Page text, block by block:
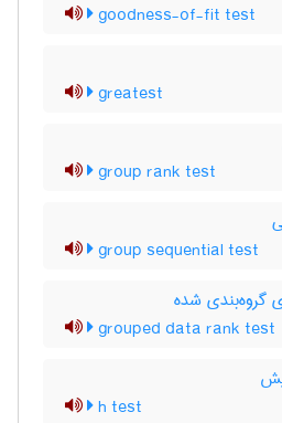
goodness-of-fit test
greatest
group rank test
group sequential test
گروه‌بندی شده
grouped data rank test
h test